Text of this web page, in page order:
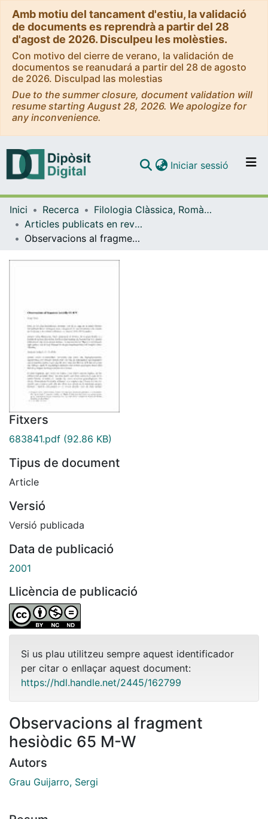
Amb motiu del tancament d'estiu, la validació
de documents es reprendrà a partir del 28
d'agost de 2026. Disculpeu les molèsties.
Con motivo del cierre de verano, la validación de
documentos se reanudará a partir del 28 de agosto
de 2026. Disculpad las molestias
Due to the summer closure, document validation will
resume starting August 28, 2026. We apologize for
any inconvenience.
Navega per tot el DD
Iniciar sessió (current)
Inici Recerca
Filologia Clàssica, Romànica i Semítica
Articles publicats en revistes (Filologia Clàssica, Romànica i Semítica)
Observacions al fragment hesiòdic 65 M-W
Fitxers
683841.pdf (92.86 KB)
Tipus de document
Article
Versió
Versió publicada
Data de publicació
2001
Llicència de publicació
Si us plau utilitzeu sempre aquest identificador
per citar o enllaçar aquest document:
https://hdl.handle.net/2445/162799
Observacions al fragment
hesiòdic 65 M-W
Autors
Grau Guijarro, Sergi